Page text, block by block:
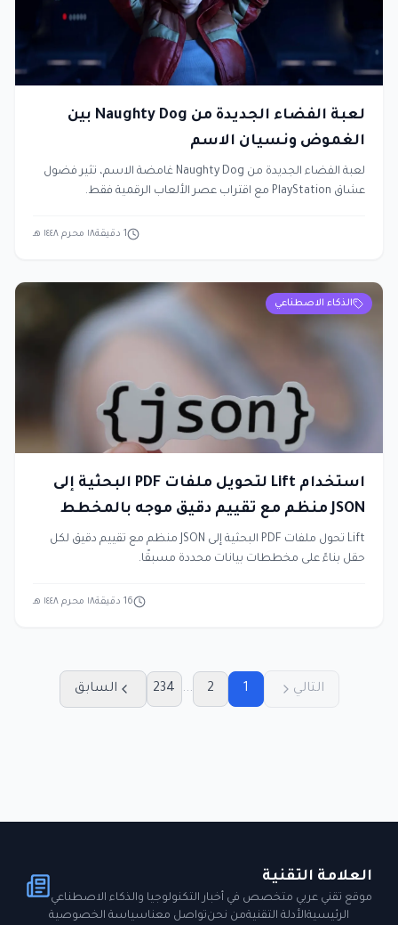
لعبة الفضاء الجديدة من Naughty Dog بين
الغموض ونسيان الاسم
لعبة الفضاء الجديدة من Naughty Dog غامضة الاسم، تثير فضول
عشاق PlayStation مع اقتراب عصر الألعاب الرقمية فقط.
١٨ محرم ١٤٤٨ هـ 1 دقيقة
الذكاء الاصطناعي
استخدام Lift لتحويل ملفات PDF البحثية إلى
JSON منظم مع تقييم دقيق موجه بالمخطط
Lift تحول ملفات PDF البحثية إلى JSON منظم مع تقييم دقيق لكل
حقل بناءً على مخططات بيانات محددة مسبقًا.
١٨ محرم ١٤٤٨ هـ 16 دقيقة
التالي 1
2
...
234 السابق
العلامة التقنية
موقع تقني عربي متخصص في أخبار التكنولوجيا والذكاء الاصطناعي
الرئيسيةالأدلة التقنيةمن نحنتواصل معناسياسة الخصوصية